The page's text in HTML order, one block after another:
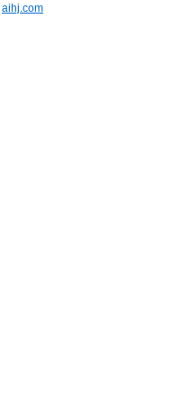
aihj.com